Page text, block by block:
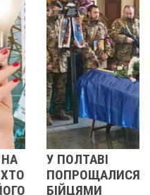
У ПОЛТАВІ
ПОПРОЩАЛИСЯ ІЗ
БІЙЦЯМИ